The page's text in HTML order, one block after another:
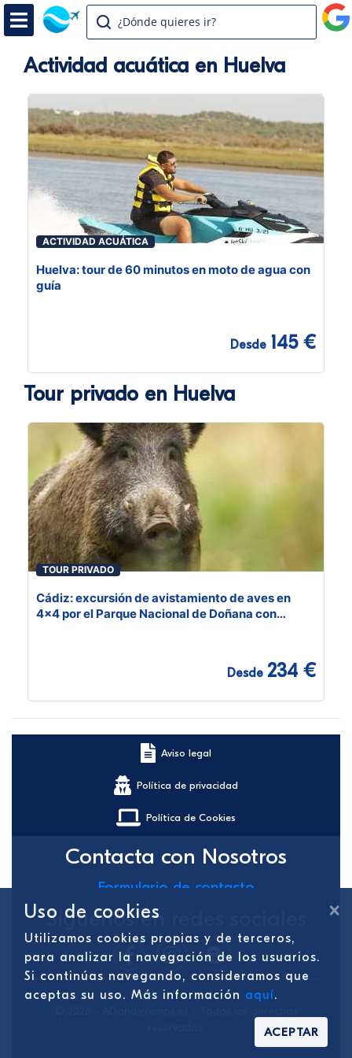
¿Dónde quieres ir?
Actividad acuática en Huelva
ACTIVIDAD ACUÁTICA
Huelva: tour de 60 minutos en moto de agua con
guía
Desde 145 €
Tour privado en Huelva
TOUR PRIVADO
Cádiz: excursión de avistamiento de aves en
4x4 por el Parque Nacional de Doñana con
Desde 234 €
Aviso legal
Política de privacidad
Política de Cookies
Contacta con Nosotros
Formulario de contacto
Síguenos en redes sociales ×
Uso de cookies
Utilizamos cookies propias y de terceros,
para analizar la navegación de los usuarios.
Si continúas navegando, consideramos que
aceptas su uso. Más información aquí.
ACEPTAR